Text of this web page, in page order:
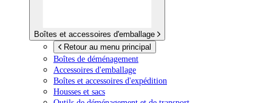
Boîtes et accessoires d'emballage
Retour au menu principal
Boîtes de déménagement
Accessoires d'emballage
Boîtes et accessoires d'expédition
Housses et sacs